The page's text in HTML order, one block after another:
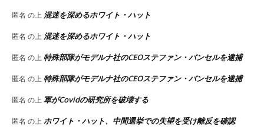
匿名 の上 混迷を深めるホワイト・ハット
匿名 の上 混迷を深めるホワイト・ハット
匿名 の上 特殊部隊がモデルナ社のCEOステファン・バンセルを逮捕
匿名 の上 特殊部隊がモデルナ社のCEOステファン・バンセルを逮捕
匿名 の上 軍がCovidの研究所を破壊する
匿名 の上 ホワイト・ハット、中間選挙での失望を受け離反を確認